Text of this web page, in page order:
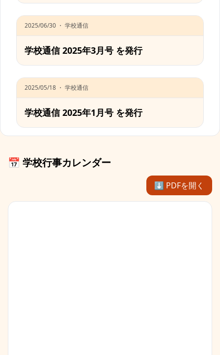
2025/06/30 ・ 学校通信
学校通信 2025年3月号 を発行
2025/05/18 ・ 学校通信
学校通信 2025年1月号 を発行
📅 学校行事カレンダー
⬇︎ PDFを開く